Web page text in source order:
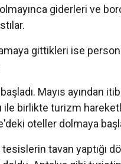
giderleri ve
gittikleri ise
Mayıs ayından
ile birlikte turizm
oteller dolmaya
tavan yaptığı